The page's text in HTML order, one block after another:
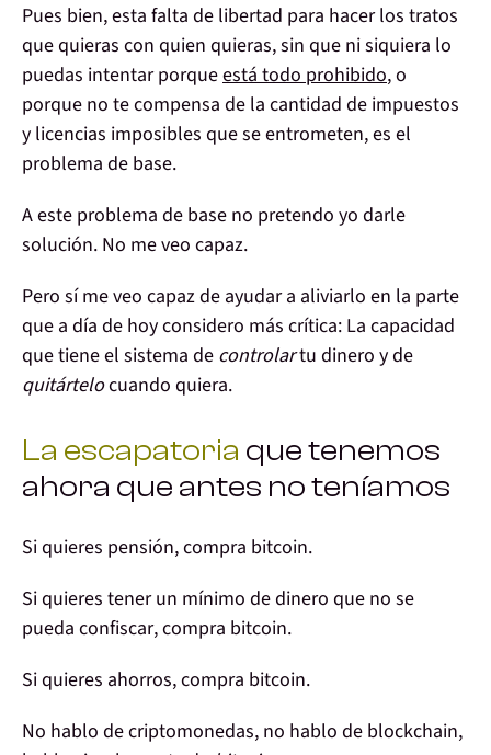
Pues bien, esta falta de libertad para hacer los tratos
que quieras con quien quieras, sin que ni siquiera lo
puedas intentar porqueestá todo prohibido, o
porque no te compensa de la cantidad de impuestos
y licencias imposibles que se entrometen,es el
problema de base.
A este problema de base no pretendo yo darle
solución. No me veo capaz.
Pero sí me veo capaz de ayudar a aliviarlo en la parte
que a día de hoy considero más crítica: La capacidad
que tiene el sistema de controlartu dinero y de
quitártelocuando quiera.
La escapatoria que tenemos
ahora que antes no teníamos
Si quieres pensión, compra bitcoin.
Si quieres tener un mínimo de dinero que no se
pueda confiscar, compra bitcoin.
Si quieres ahorros,compra bitcoin.
No hablo de criptomonedas, no hablo de blockchain,